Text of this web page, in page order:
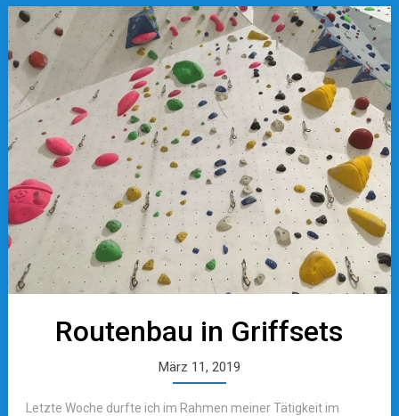
Routenbau in Griffsets
März 11, 2019
Letzte Woche durfte ich im Rahmen meiner Tätigkeit im